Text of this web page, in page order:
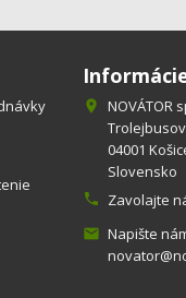

NOVÁTOR
04001
Slovensko
 Zavolajte
 Napište